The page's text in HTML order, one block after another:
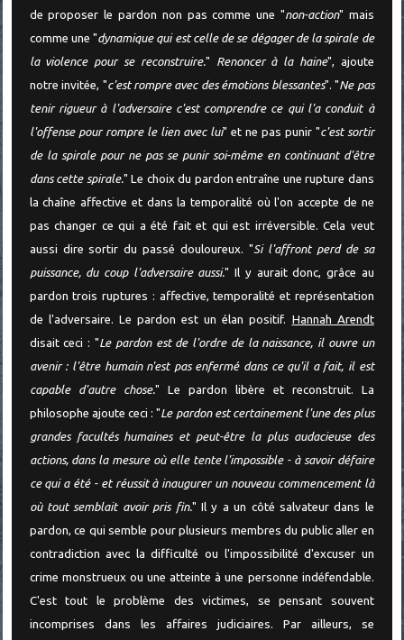
de proposer le pardon non pas comme une "non-action" mais
comme une "dynamique qui est celle de se dégager de la spirale de
la violence pour se reconstruire." Renoncer à la haine", ajoute
notre invitée, "c'est rompre avec des émotions blessantes". "Ne pas
tenir rigueur à l'adversaire c'est comprendre ce qui l'a conduit à
l'offense pour rompre le lien avec lui" et ne pas punir "c'est sortir
de la spirale pour ne pas se punir soi-même en continuant d'être
dans cette spirale." Le choix du pardon entraîne une rupture dans
la chaîne affective et dans la temporalité où l'on accepte de ne
pas changer ce qui a été fait et qui est irréversible. Cela veut
aussi dire sortir du passé douloureux. "Si l'affront perd de sa
puissance, du coup l'adversaire aussi." Il y aurait donc, grâce au
pardon trois ruptures : affective, temporalité et représentation
de l'adversaire. Le pardon est un élan positif. Hannah Arendt
disait ceci : "Le pardon est de l'ordre de la naissance, il ouvre un
avenir : l'être humain n'est pas enfermé dans ce qu'il a fait, il est
capable d'autre chose." Le pardon libère et reconstruit. La
philosophe ajoute ceci : "Le pardon est certainement l'une des plus
grandes facultés humaines et peut-être la plus audacieuse des
actions, dans la mesure où elle tente l'impossible - à savoir défaire
ce qui a été - et réussit à inaugurer un nouveau commencement là
où tout semblait avoir pris fin." Il y a un côté salvateur dans le
pardon, ce qui semble pour plusieurs membres du public aller en
contradiction avec la difficulté ou l'impossibilité d'excuser un
crime monstrueux ou une atteinte à une personne indéfendable.
C'est tout le problème des victimes, se pensant souvent
incomprises dans les affaires judiciaires. Par ailleurs, se